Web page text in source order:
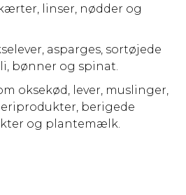
linser, nødder og
asparges, sortøjede
bønner og spinat.
oksekød, lever, muslinger,
berigede
og plantemælk.